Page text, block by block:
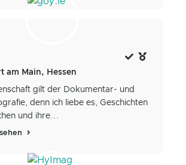
am Main, Hessen
gilt der Dokumentar- und
denn ich liebe es, Geschichten
und ihre...